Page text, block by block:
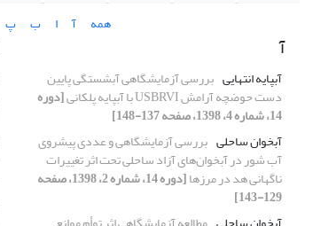
همه
آ ا ب پ
آ
آبپایه انتهایی بررسی آزمایشگاهی آبشستگی پایین
دست حوضچه آرامش USBRVI با آبپایه پلکانی [دوره
14، شماره 4، 1398، صفحه 137-148]
آبخوان ساحلی بررسی آزمایشگاهی و عددی پیشروی
آب شور در آبخوان‌های آزاد ساحلی تحت اثر تغییرات
ناگهانی هد در مرزها [دوره 14، شماره 2، 1398، صفحه
129-143]